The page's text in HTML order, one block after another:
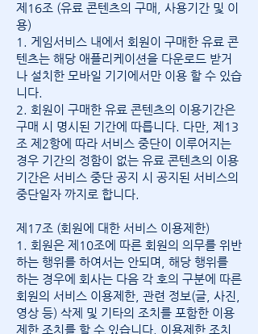
제16조 (유료 콘텐츠의 구매, 사용기간 및 이
용)
1. 게임서비스 내에서 회원이 구매한 유료 콘
텐츠는 해당 애플리케이션을 다운로드 받거
나 설치한 모바일 기기에서만 이용 할 수 있습
니다.
2. 회원이 구매한 유료 콘텐츠의 이용기간은
구매 시 명시된 기간에 따릅니다. 다만, 제13
조 제2항에 따라 서비스 중단이 이루어지는
경우 기간의 정함이 없는 유료 콘텐츠의 이용
기간은 서비스 중단 공지 시 공지된 서비스의
중단일자 까지로 합니다.
제17조 (회원에 대한 서비스 이용제한)
1. 회원은 제10조에 따른 회원의 의무를 위반
하는 행위를 하여서는 안되며, 해당 행위를
하는 경우에 회사는 다음 각 호의 구분에 따른
회원의 서비스 이용제한, 관련 정보(글, 사진,
영상 등) 삭제 및 기타의 조치를 포함한 이용
제한 조치를 할 수 있습니다. 이용제한 조치